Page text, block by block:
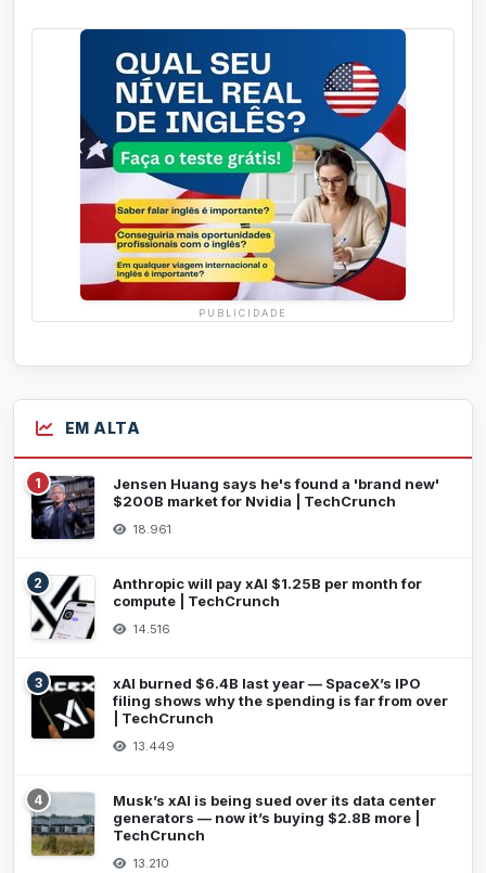
PUBLICIDADE
EM ALTA
1
Jensen Huang says he's found a 'brand new'
$200B market for Nvidia | TechCrunch
18.961
2
Anthropic will pay xAI $1.25B per month for
compute | TechCrunch
14.516
3
xAI burned $6.4B last year — SpaceX’s IPO
filing shows why the spending is far from over
| TechCrunch
13.449
4
Musk’s xAI is being sued over its data center
generators — now it’s buying $2.8B more |
TechCrunch
13.210